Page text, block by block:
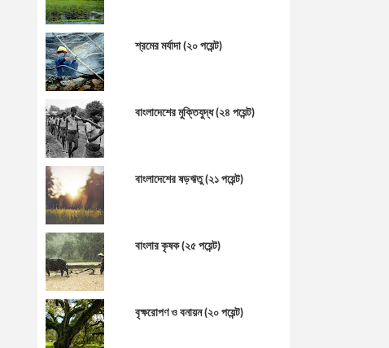
শ্রমের মর্যাদা (২০ পয়েন্ট)
বাংলাদেশের মুক্তিযুদ্ধ (২৪ পয়েন্ট)
বাংলাদেশের ষড়ঋতু (২১ পয়েন্ট)
বাংলার কৃষক (২৫ পয়েন্ট)
বৃক্ষরোপণ ও বনায়ন (২০ পয়েন্ট)